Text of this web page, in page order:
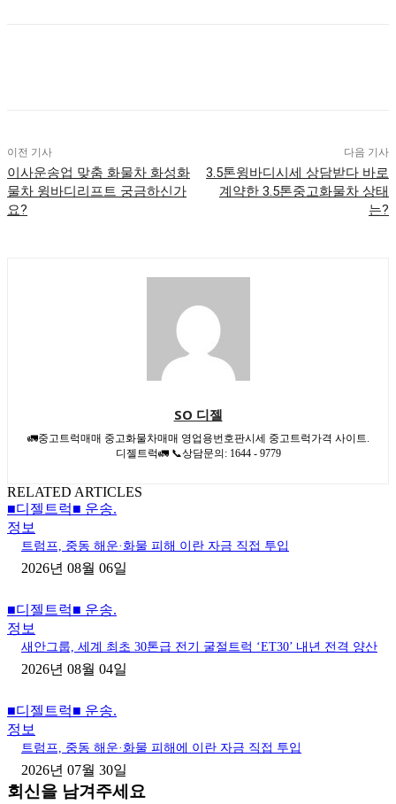
이전 기사
이사운송업 맞춤 화물차 화성화
물차 윙바디리프트 궁금하신가
요?
다음 기사
3.5톤윙바디시세 상담받다 바로
계약한 3.5톤중고화물차 상태
는?
SO 디젤
🚛중고트럭매매 중고화물차매매 영업용번호판시세 중고트럭가격 사이트.
디젤트럭🚛 📞상담문의: 1644 - 9779
RELATED ARTICLES
■디젤트럭■ 운송.
정보
트럼프, 중동 해운·화물 피해 이란 자금 직접 투입
2026년 08월 06일
■디젤트럭■ 운송.
정보
새안그룹, 세계 최초 30톤급 전기 굴절트럭 ‘ET30’ 내년 전격 양산
2026년 08월 04일
■디젤트럭■ 운송.
정보
트럼프, 중동 해운·화물 피해에 이란 자금 직접 투입
2026년 07월 30일
회신을 남겨주세요